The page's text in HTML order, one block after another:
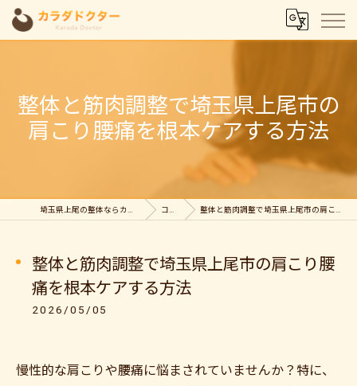
整体と筋肉調整で埼玉県上尾市の
肩こり腰痛を根本ケアする方法
コラム 整体と筋肉調整で埼玉県上尾市の肩こり腰痛を根本ケアする方法
整体と筋肉調整で埼玉県上尾市の肩こり腰
痛を根本ケアする方法
2026/05/05
慢性的な肩こりや腰痛に悩まされていませんか？特に、